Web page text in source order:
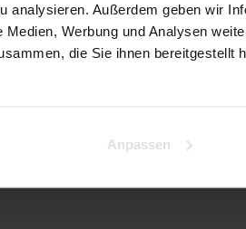
analysieren. Außerdem geben wir
Werbung und Analysen
die Sie ihnen bereitgestellt
Anpassen